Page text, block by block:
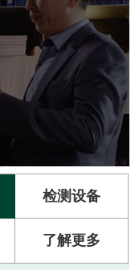
检测设备
了解更多